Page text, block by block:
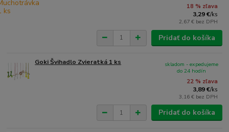
18 % zľava
3,29 €/ks
2,67 € bez DPH
Pridať do košíka
Goki Švihadlo Zvieratká 1 ks
22 % zľava
3,89 €/ks
3,16 € bez DPH
skladom - expedujeme
do 24 hodín
Pridať do košíka